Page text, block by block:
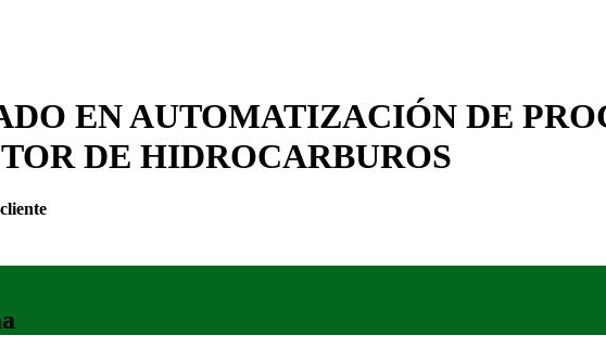
EN AUTOMATIZACIÓN DE
DE HIDROCARBUROS